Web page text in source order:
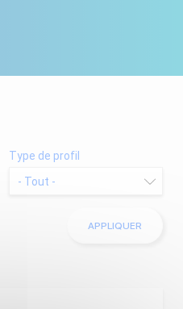
Type de profil